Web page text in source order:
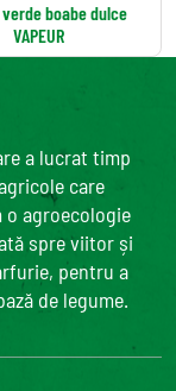
boabe dulce
VAPEUR
a lucrat timp
care
o agroecologie
spre viitor și
pentru a
de legume.